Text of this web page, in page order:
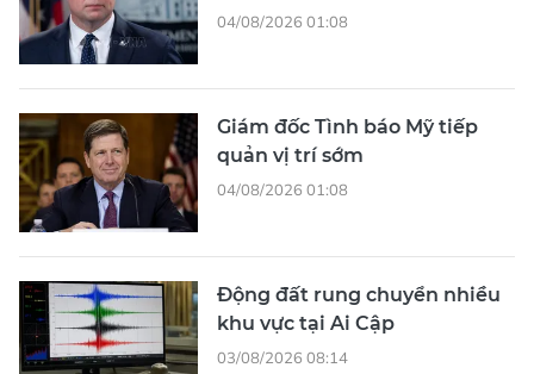
04/08/2026 01:08
Giám đốc Tình báo Mỹ tiếp
quản vị trí sớm
04/08/2026 01:08
Động đất rung chuyển nhiều
khu vực tại Ai Cập
03/08/2026 08:14